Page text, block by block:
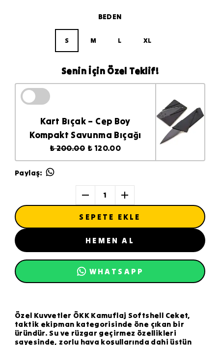
BEDEN
S M L XL
Senin İçin Özel Teklif!
Kart Bıçak – Cep Boy
Kompakt Savunma Bıçağı
₺ 200.00 ₺ 120.00
Paylaş:
1
SEPETE EKLE
HEMEN AL
WHATSAPP
Özel Kuvvetler ÖKK Kamuflaj Softshell Ceket,
taktik ekipman kategorisinde öne çıkan bir
üründür. Su ve rüzgar geçirmez özellikleri
sayesinde, zorlu hava koşullarında dahi üstün